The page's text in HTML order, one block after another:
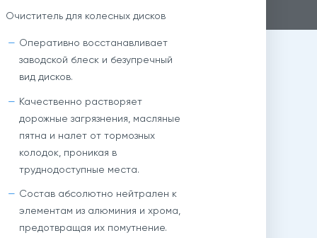
Очиститель для колесных дисков
Оперативно восстанавливает
заводской блеск и безупречный
вид дисков.
Качественно растворяет
дорожные загрязнения, масляные
пятна и налет от тормозных
колодок, проникая в
труднодоступные места.
Состав абсолютно нейтрален к
элементам из алюминия и хрома,
предотвращая их помутнение.